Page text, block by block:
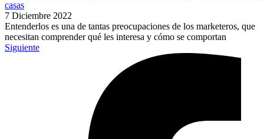
casas
7 Diciembre 2022
Entenderlos es una de tantas preocupaciones de los marketeros, que
necesitan comprender qué les interesa y cómo se comportan
Siguiente